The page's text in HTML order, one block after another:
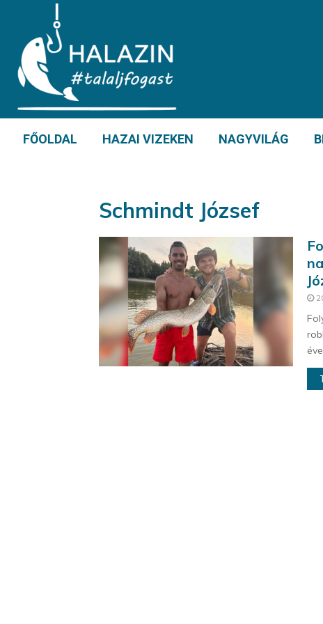
FŐOLDAL HAZAI VIZEKEN NAGYVILÁG
Schmindt József